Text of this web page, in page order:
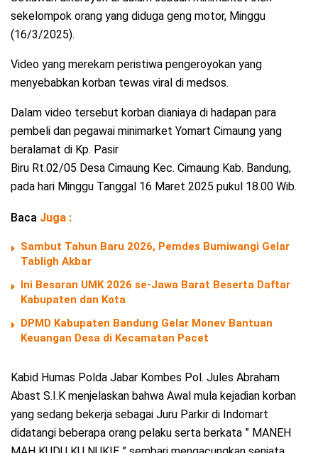
sekelompok orang yang diduga geng motor, Minggu
(16/3/2025).
Video yang merekam peristiwa pengeroyokan yang
menyebabkan korban tewas viral di medsos.
Dalam video tersebut korban dianiaya di hadapan para
pembeli dan pegawai minimarket Yomart Cimaung yang
beralamat di Kp. Pasir
Biru Rt.02/05 Desa Cimaung Kec. Cimaung Kab. Bandung,
pada hari Minggu Tanggal 16 Maret 2025 pukul 18.00 Wib.
Baca Juga :
Sambut Tahun Baru 2026, Pemdes Bumiwangi Gelar
Tabligh Akbar
Ini Besaran UMK 2026 se-Jawa Barat Beserta Daftar
Kabupaten dan Kota
DPMD Kabupaten Bandung Gelar Monev Bantuan
Keuangan Desa di Kecamatan Pacet
Kabid Humas Polda Jabar Kombes Pol. Jules Abraham
Abast S.I.K menjelaskan bahwa Awal mula kejadian korban
yang sedang bekerja sebagai Juru Parkir di Indomart
didatangi beberapa orang pelaku serta berkata ” MANEH